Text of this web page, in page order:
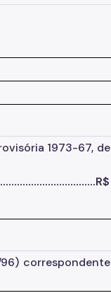
1973-67, de
correspondente